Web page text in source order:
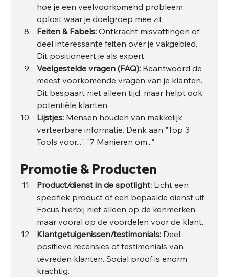
hoe je een veelvoorkomend probleem
oplost waar je doelgroep mee zit.
Feiten & Fabels: Ontkracht misvattingen of
deel interessante feiten over je vakgebied.
Dit positioneert je als expert.
Veelgestelde vragen (FAQ): Beantwoord de
meest voorkomende vragen van je klanten.
Dit bespaart niet alleen tijd, maar helpt ook
potentiële klanten.
Lijstjes: Mensen houden van makkelijk
verteerbare informatie. Denk aan "Top 3
Tools voor...", "7 Manieren om..."
Promotie & Producten
Product/dienst in de spotlight: Licht een
specifiek product of een bepaalde dienst uit.
Focus hierbij niet alleen op de kenmerken,
maar vooral op de voordelen voor de klant.
Klantgetuigenissen/testimonials: Deel
positieve recensies of testimonials van
tevreden klanten. Social proof is enorm
krachtig.